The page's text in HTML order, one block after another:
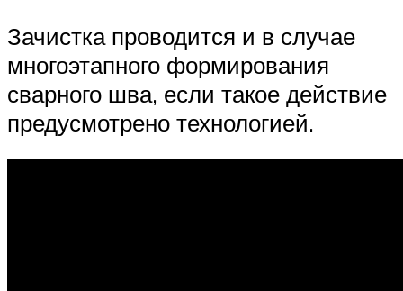
Зачистка проводится и в случае
многоэтапного формирования
сварного шва, если такое действие
предусмотрено технологией.